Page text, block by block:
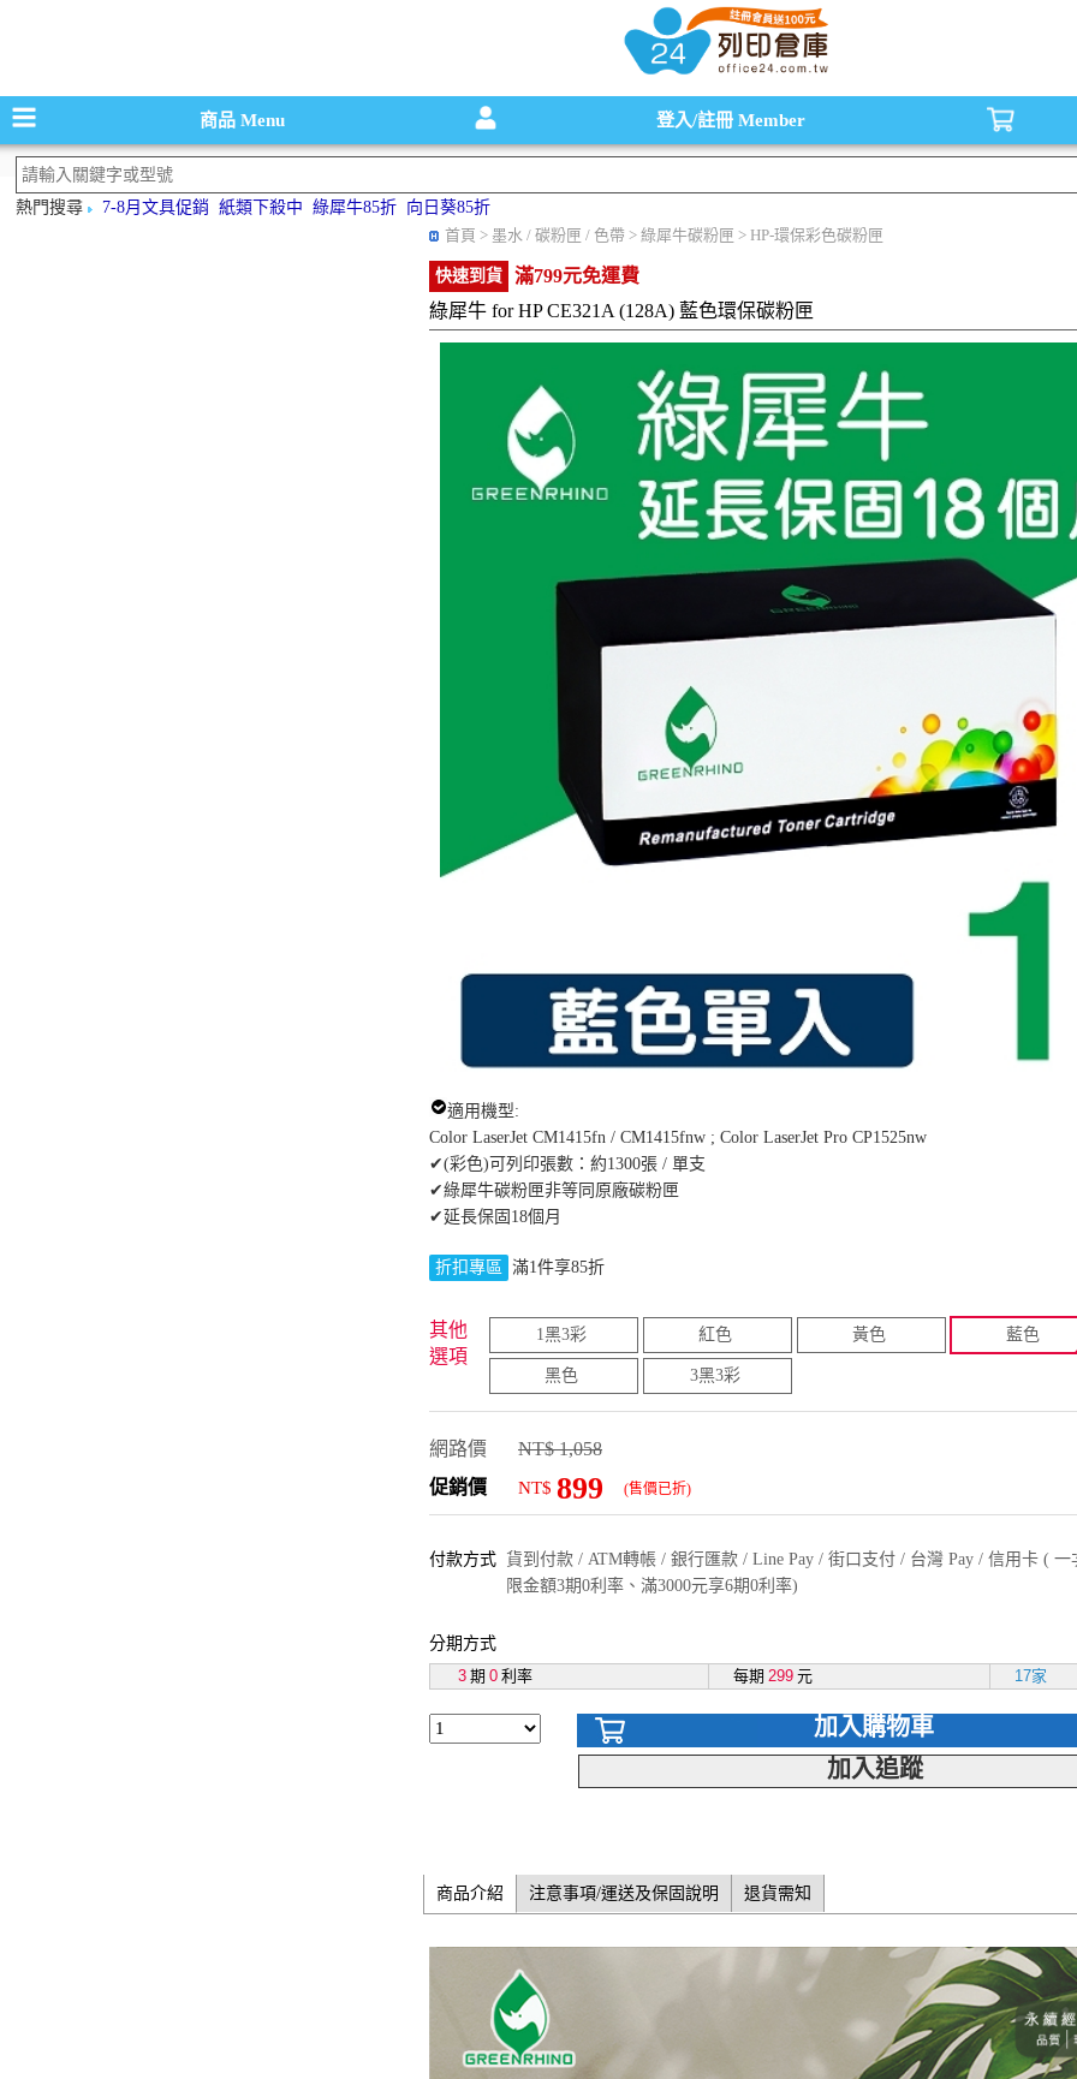
碳粉匣，墨水匣,原廠碳粉匣，副廠碳粉匣，環保碳粉匣,連續供墨印表機-office24列印倉庫線上
商品Menu 登入/註冊 Member
熱門搜尋 7-8月文具促銷 紙類下殺中 綠犀牛85折 向日葵85折
首頁 > 墨水 / 碳粉匣 / 色帶 > 綠犀牛碳粉匣 > HP-環保彩色碳粉匣
快速到貨
滿799元免運費
綠犀牛 for HP CE321A (128A) 藍色環保碳粉匣
適用機型:
Color LaserJet CM1415fn / CM1415fnw ; Color LaserJet Pro CP1525nw
✔(彩色)可列印張數：約1300張 / 單支
✔綠犀牛碳粉匣非等同原廠碳粉匣
✔延長保固18個月
折扣專區 滿1件享85折
其他
選項
1黑3彩 紅色 黃色 藍色
黑色 3黑3彩
網路價
NT$ 1,058
促銷價
NT$ 899 (售價已折)
付款方式 貨到付款 / ATM轉帳 / 銀行匯款 / Line Pay / 街口支付 / 台灣 Pay / 信用卡 ( 一
限金額3期0利率、滿3000元享6期0利率)
分期方式
3 期 0 利率 每期 299 元 17家
加入購物車
加入追蹤
商品介紹 注意事項/運送及保固說明 退貨需知